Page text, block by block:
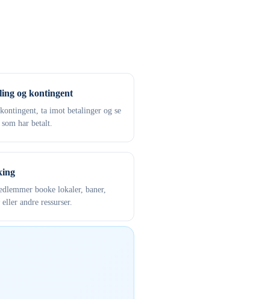
og kontingent
ta imot betalinger og se
har betalt.
booke lokaler, baner,
andre ressurser.